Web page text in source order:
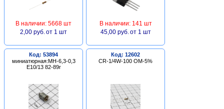
В наличии: 5668 шт
2,00 руб. от 1 шт
В наличии: 141 шт
45,00 руб. от 1 шт
Код: 53894
миниатюрная:МН-6,3-0,3
Е10/13 82-89г
Код: 12602
CR-1/4W-100 ОМ-5%